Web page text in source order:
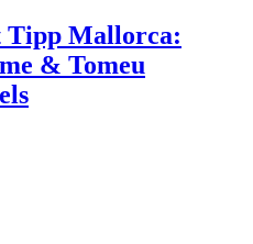
Tipp Mallorca:
& Tomeu